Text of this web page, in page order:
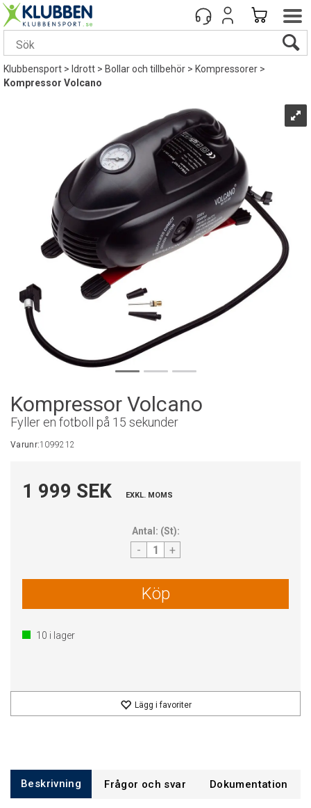
Klubbensport> Idrott>Bollar och tillbehör>Kompressorer>
Kompressor Volcano
Kompressor Volcano
Fyller en fotboll på 15 sekunder
Varunr:1099212
1 999 SEK EXKL. MOMS
Antal: (St):
- +
Köp
10 i lager
Lägg i favoriter
Beskrivning Frågor och svar Dokumentation